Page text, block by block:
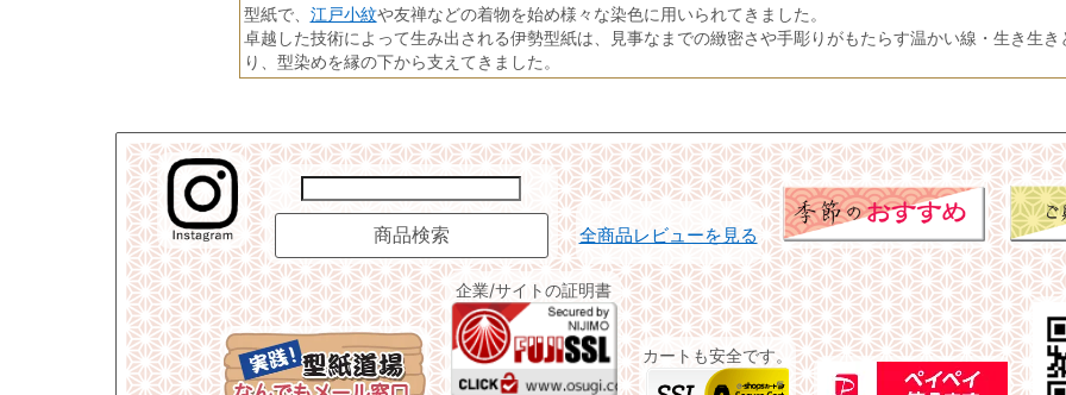
型紙で、 江戸小紋や友禅などの着物を始め様々な染色に用いられてきました。
卓越した技術によって生み出される伊勢型紙は、見事なまでの緻密さや手彫りがもたらす温かい線・生き生き
り、型染めを縁の下から支えてきました。
全商品レビューを見る
企業/サイトの証明書
カートも安全です。